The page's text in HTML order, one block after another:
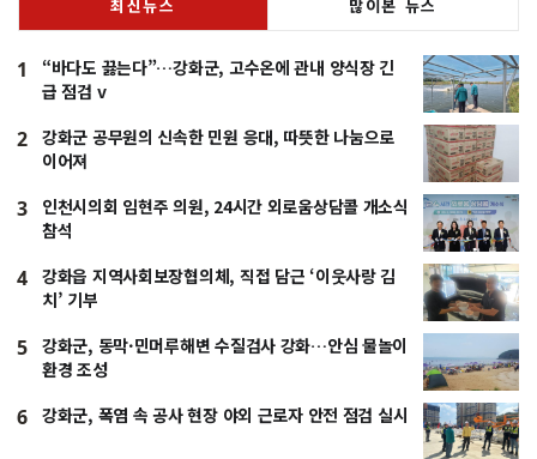
최신뉴스 많이본 뉴스
1
“바다도 끓는다”…강화군, 고수온에 관내 양식장 긴
급 점검 v
2
강화군 공무원의 신속한 민원 응대, 따뜻한 나눔으로
이어져
3
인천시의회 임현주 의원, 24시간 외로움상담콜 개소식
참석
4
강화읍 지역사회보장협의체, 직접 담근 ‘이웃사랑 김
치’ 기부
5
강화군, 동막·민머루해변 수질검사 강화…안심 물놀이
환경 조성
6 강화군, 폭염 속 공사 현장 야외 근로자 안전 점검 실시